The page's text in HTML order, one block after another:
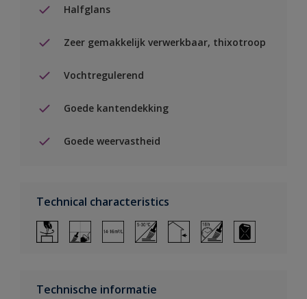
Halfglans
Zeer gemakkelijk verwerkbaar, thixotroop
Vochtregulerend
Goede kantendekking
Goede weervastheid
Technical characteristics
Technische informatie